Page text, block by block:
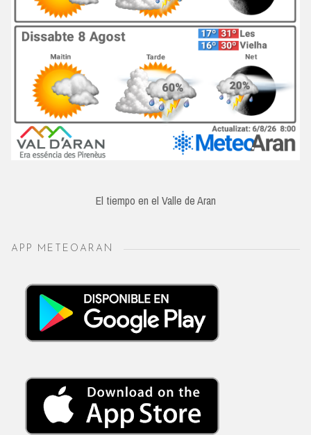
El tiempo en el Valle de Aran
APP METEOARAN